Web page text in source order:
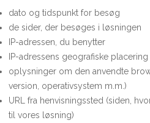
dato og tidspunkt for besøg
de sider, der besøges i løsningen
IP-adressen, du benytter
IP-adressens geografiske placering
oplysninger om den anvendte
version, operativsystem m.m.)
URL fra henvisningssted (siden,
til vores løsning)